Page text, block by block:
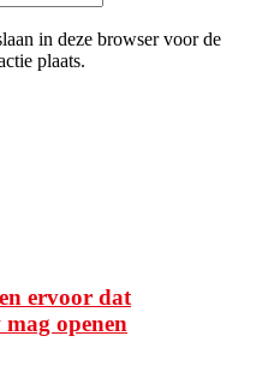
in deze browser voor de
plaats.
ervoor dat
openen